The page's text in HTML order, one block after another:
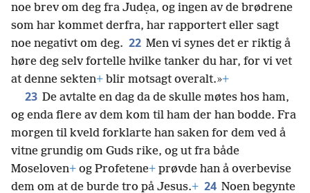
noe brev om deg fra Judẹa, og ingen av de brødrene
som har kommet derfra, har rapportert eller sagt
noe negativt om deg. 22 Men vi synes det er riktig å
høre deg selv fortelle hvilke tanker du har, for vi vet
at denne sekten+ blir motsagt overalt.»+
23 De avtalte en dag da de skulle møtes hos ham,
og enda flere av dem kom til ham der han bodde. Fra
morgen til kveld forklarte han saken for dem ved å
vitne grundig om Guds rike, og ut fra både
Moseloven+ og Profetene+ prøvde han å overbevise
dem om at de burde tro på Jesus.+ 24 Noen begynte